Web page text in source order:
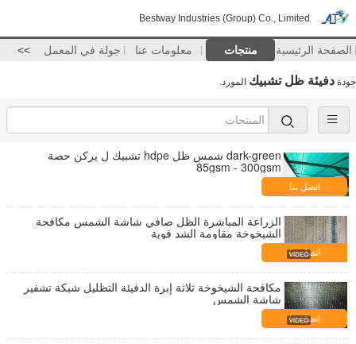
Bestway Industries (Group) Co., Limited
الصفحة الرئيسية منتجات معلومات عنا جولة في المعمل >>
جودة دفيئة ظل تشبيك المورد.
dark-green شمس ظل hdpe تشبيك ل يركن حصة
85gsm - 300gsm
اتصل بنا
الزراعة المباشرة الظل صافي شاشة الشمس مكافحة
الشيخوخة مقاومة الشد قوية
اتصل بنا
مكافحة الشيخوخة ثلاثة إبرة الدفيئة التظليل شبكة تشفير
شاشة الشمس
اتصل بنا